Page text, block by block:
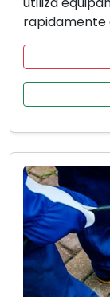
rapidamente